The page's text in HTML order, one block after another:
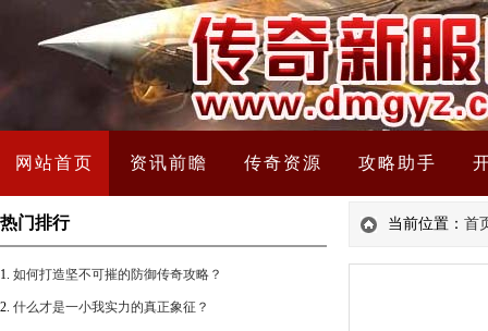
网站首页 资讯前瞻 传奇资源 攻略助手
当前位置： 首
热门排行
1. 如何打造坚不可摧的防御传奇攻略？
2. 什么才是一小我实力的真正象征？